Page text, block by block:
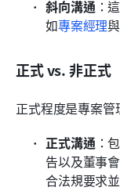
斜向溝通 ：
如專案經理
正式 vs. 非正式
正式程度是專案
正式溝通 ：
告以及董事
合法規要求